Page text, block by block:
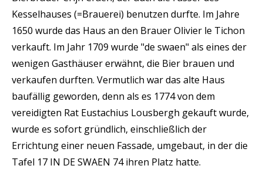
Kesselhauses (=Brauerei) benutzen durfte. Im Jahre
1650 wurde das Haus an den Brauer Olivier le Tichon
verkauft. Im Jahr 1709 wurde "de swaen" als eines der
wenigen Gasthäuser erwähnt, die Bier brauen und
verkaufen durften. Vermutlich war das alte Haus
baufällig geworden, denn als es 1774 von dem
vereidigten Rat Eustachius Lousbergh gekauft wurde,
wurde es sofort gründlich, einschließlich der
Errichtung einer neuen Fassade, umgebaut, in der die
Tafel 17 IN DE SWAEN 74 ihren Platz hatte.